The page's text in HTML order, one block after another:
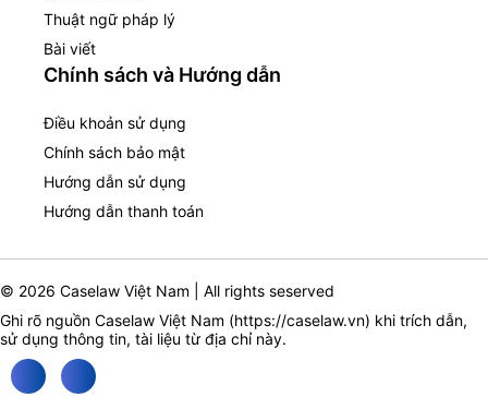
Thuật ngữ pháp lý
Bài viết
Chính sách và Hướng dẫn
Điều khoản sử dụng
Chính sách bảo mật
Hướng dẫn sử dụng
Hướng dẫn thanh toán
© 2026 Caselaw Việt Nam | All rights seserved
Ghi rõ nguồn Caselaw Việt Nam (https://caselaw.vn) khi trích dẫn,
sử dụng thông tin, tài liệu từ địa chỉ này.